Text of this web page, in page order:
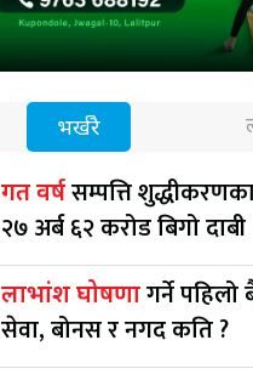
भर्खरै
गत वर्षसम्पत्ति शुद्धीकरणका
२७ अर्ब ६२ करोड बिगो दाबी
लाभांश घोषणागर्ने
सेवा, बोनस र नगद कति ?